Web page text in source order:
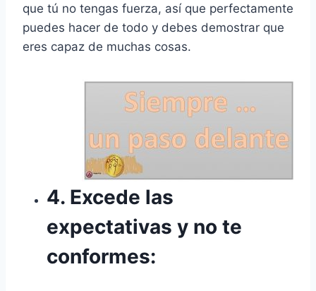
que tú no tengas fuerza, así que perfectamente
puedes hacer de todo y debes demostrar que
eres capaz de muchas cosas.
4. Excede las
expectativas y no te
conformes: